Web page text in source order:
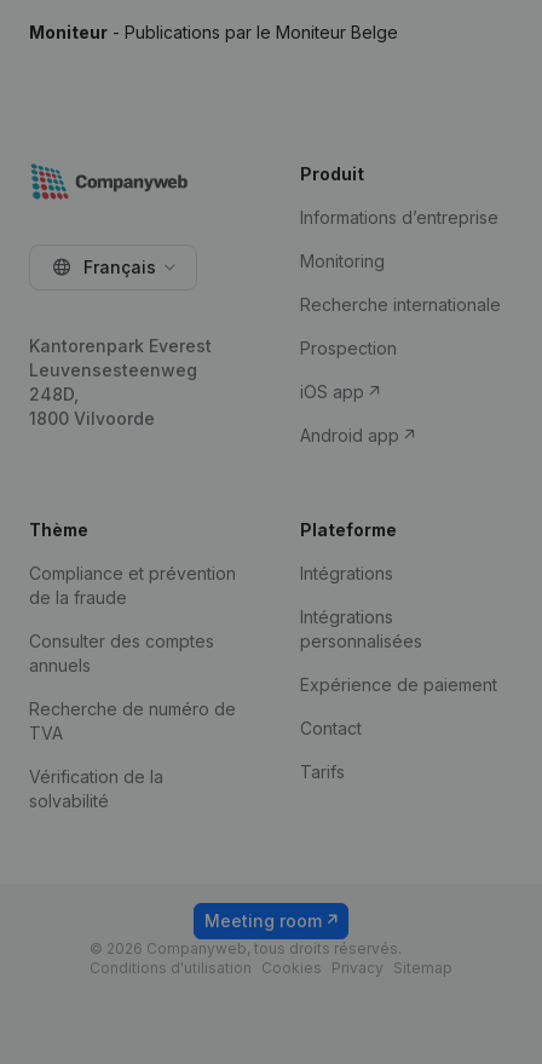
Moniteur - Publications par le Moniteur Belge
Français
Kantorenpark Everest
Leuvensesteenweg
248D,
1800 Vilvoorde
Produit
Informations d’entreprise
Monitoring
Recherche internationale
Prospection
iOS app
Android app
Thème
Compliance et prévention
de la fraude
Consulter des comptes
annuels
Recherche de numéro de
TVA
Vérification de la
solvabilité
Plateforme
Intégrations
Intégrations
personnalisées
Expérience de paiement
Contact
Tarifs
© 2026 Companyweb, tous droits réservés.
Conditions d'utilisation
Cookies Privacy Sitemap
Meeting room